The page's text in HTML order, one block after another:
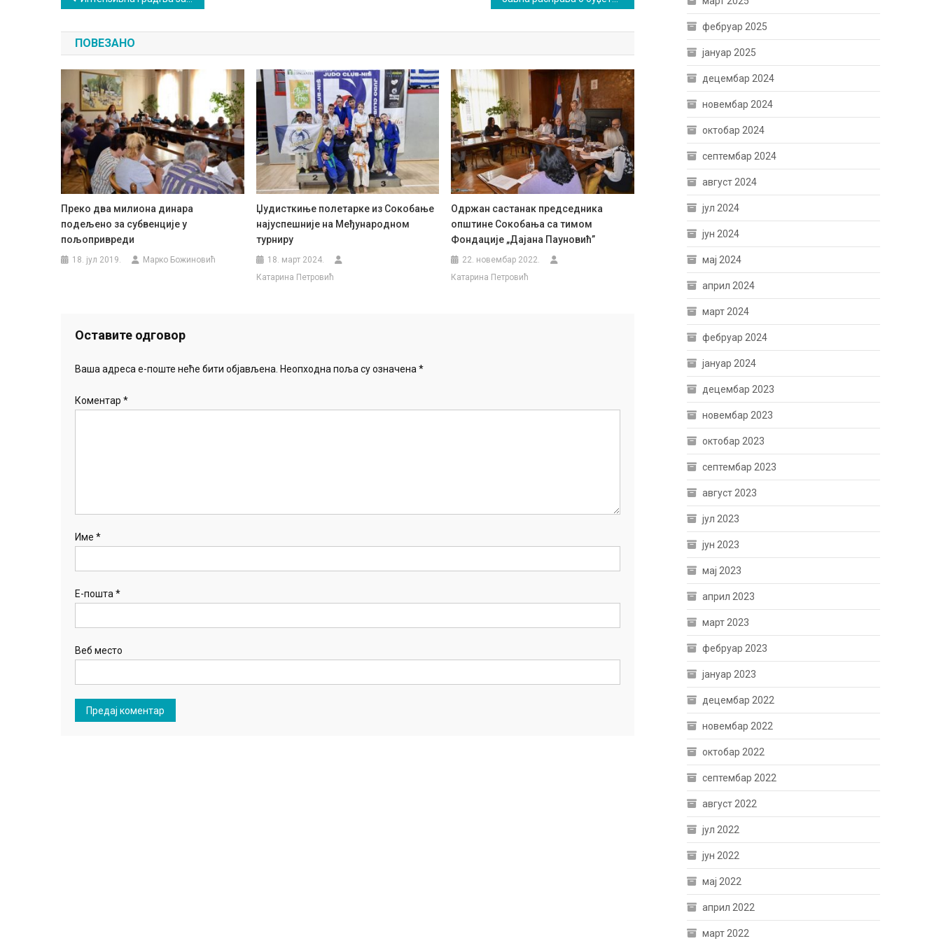
чланка
ПОВЕЗАНО
Преко два милиона динара
подељено за субвенције у
пољопривреди
18. јул 2019. Марко Божиновић
Џудисткиње полетарке из Сокобање
најуспешније на Међународном
турниру
18. март 2024.
Катарина Петровић
Одржан састанак председника
општине Сокобања са тимом
Фондације „Дајана Пауновић”
22. новембар 2022.
Катарина Петровић
Оставите одговор
Ваша адреса е-поште неће бити објављена. Неопходна поља су означена *
Коментар *
Име *
Е-пошта *
Веб место
фебруар 2025
јануар 2025
децембар 2024
новембар 2024
октобар 2024
септембар 2024
август 2024
јул 2024
јун 2024
мај 2024
април 2024
март 2024
фебруар 2024
јануар 2024
децембар 2023
новембар 2023
октобар 2023
септембар 2023
август 2023
јул 2023
јун 2023
мај 2023
април 2023
март 2023
фебруар 2023
јануар 2023
децембар 2022
новембар 2022
октобар 2022
септембар 2022
август 2022
јул 2022
јун 2022
мај 2022
април 2022
март 2022